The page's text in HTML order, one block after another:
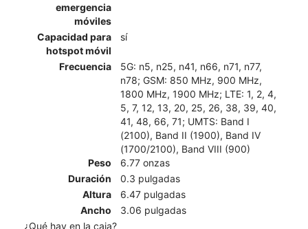
emergencia
móviles
Capacidad para
hotspot móvil
sí
Frecuencia
5G: n5, n25, n41, n66, n71, n77,
n78; GSM: 850 MHz, 900 MHz,
1800 MHz, 1900 MHz; LTE: 1, 2, 4,
5, 7, 12, 13, 20, 25, 26, 38, 39, 40,
41, 48, 66, 71; UMTS: Band I
(2100), Band II (1900), Band IV
(1700/2100), Band VIII (900)
Peso
6.77 onzas
Duración
0.3 pulgadas
Altura
6.47 pulgadas
Ancho
3.06 pulgadas
¿Qué hay en la caja?